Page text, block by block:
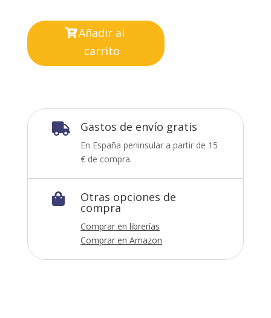
Añadir al
carrito
 Gastos de envío gratis
En España peninsular a partir de 15
€ de compra.
 Otras opciones de
compra
Comprar en librerías
Comprar en Amazon